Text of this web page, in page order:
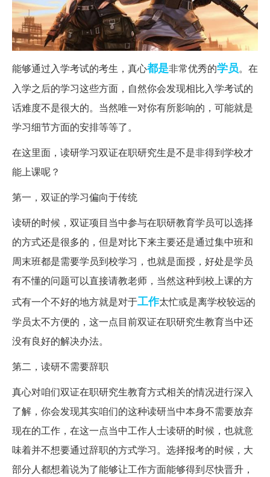
能够通过入学考试的考生，真心都是非常优秀的学员。在
入学之后的学习这些方面，自然你会发现相比入学考试的
话难度不是很大的。当然唯一对你有所影响的，可能就是
学习细节方面的安排等等了。
在这里面，读研学习双证在职研究生是不是非得到学校才
能上课呢？
第一，双证的学习偏向于传统
读研的时候，双证项目当中参与在职研教育学员可以选择
的方式还是很多的，但是对比下来主要还是通过集中班和
周末班都是需要学员到校学习，也就是面授，好处是学员
有不懂的问题可以直接请教老师，当然这种到校上课的方
式有一个不好的地方就是对于工作太忙或是离学校较远的
学员太不方便的，这一点目前双证在职研究生教育当中还
没有良好的解决办法。
第二，读研不需要辞职
真心对咱们双证在职研究生教育方式相关的情况进行深入
了解，你会发现其实咱们的这种读研当中本身不需要放弃
现在的工作，在这一点当中工作人士读研的时候，也就意
味着并不想要通过辞职的方式学习。选择报考的时候，大
部分人都想着说为了能够让工作方面能够得到尽快晋升，